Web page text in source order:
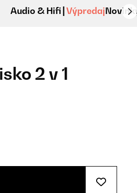
Audio & Hifi Výpredaj
2 v 1